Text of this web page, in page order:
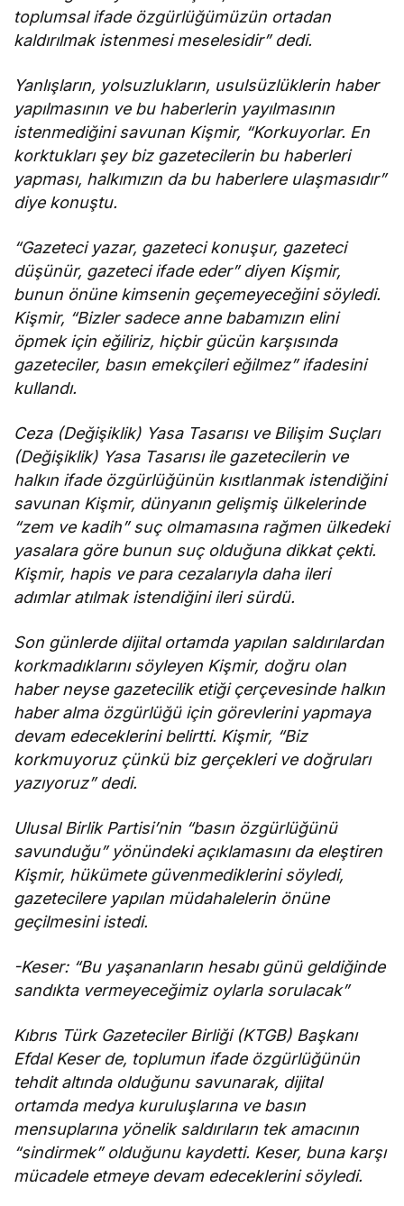
toplumsal ifade özgürlüğümüzün ortadan
kaldırılmak istenmesi meselesidir” dedi.
Yanlışların, yolsuzlukların, usulsüzlüklerin haber
yapılmasının ve bu haberlerin yayılmasının
istenmediğini savunan Kişmir, “Korkuyorlar. En
korktukları şey biz gazetecilerin bu haberleri
yapması, halkımızın da bu haberlere ulaşmasıdır”
diye konuştu.
“Gazeteci yazar, gazeteci konuşur, gazeteci
düşünür, gazeteci ifade eder” diyen Kişmir,
bunun önüne kimsenin geçemeyeceğini söyledi.
Kişmir, “Bizler sadece anne babamızın elini
öpmek için eğiliriz, hiçbir gücün karşısında
gazeteciler, basın emekçileri eğilmez” ifadesini
kullandı.
Ceza (Değişiklik) Yasa Tasarısı ve Bilişim Suçları
(Değişiklik) Yasa Tasarısı ile gazetecilerin ve
halkın ifade özgürlüğünün kısıtlanmak istendiğini
savunan Kişmir, dünyanın gelişmiş ülkelerinde
“zem ve kadih” suç olmamasına rağmen ülkedeki
yasalara göre bunun suç olduğuna dikkat çekti.
Kişmir, hapis ve para cezalarıyla daha ileri
adımlar atılmak istendiğini ileri sürdü.
Son günlerde dijital ortamda yapılan saldırılardan
korkmadıklarını söyleyen Kişmir, doğru olan
haber neyse gazetecilik etiği çerçevesinde halkın
haber alma özgürlüğü için görevlerini yapmaya
devam edeceklerini belirtti. Kişmir, “Biz
korkmuyoruz çünkü biz gerçekleri ve doğruları
yazıyoruz” dedi.
Ulusal Birlik Partisi’nin “basın özgürlüğünü
savunduğu” yönündeki açıklamasını da eleştiren
Kişmir, hükümete güvenmediklerini söyledi,
gazetecilere yapılan müdahalelerin önüne
geçilmesini istedi.
-Keser: “Bu yaşananların hesabı günü geldiğinde
sandıkta vermeyeceğimiz oylarla sorulacak”
Kıbrıs Türk Gazeteciler Birliği (KTGB) Başkanı
Efdal Keser de, toplumun ifade özgürlüğünün
tehdit altında olduğunu savunarak, dijital
ortamda medya kuruluşlarına ve basın
mensuplarına yönelik saldırıların tek amacının
“sindirmek” olduğunu kaydetti. Keser, buna karşı
mücadele etmeye devam edeceklerini söyledi.